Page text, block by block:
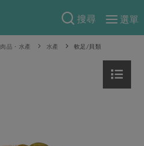
搜尋
選單
肉品・水產 水產 軟足/貝類